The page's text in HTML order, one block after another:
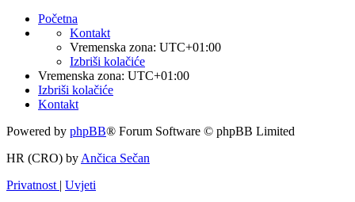
Početna
Kontakt
Vremenska zona: UTC+01:00
Izbriši kolačiće
Vremenska zona: UTC+01:00
Izbriši kolačiće
Kontakt
Powered by phpBB® Forum Software © phpBB Limited
HR (CRO) by Ančica Sečan
Privatnost | Uvjeti